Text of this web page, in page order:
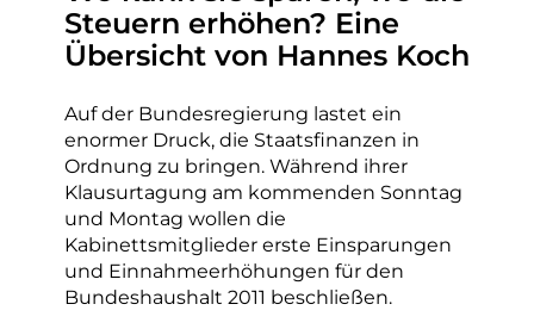
Steuern erhöhen? Eine
Übersicht von Hannes Koch
Auf der Bundesregierung lastet ein
enormer Druck, die Staatsfinanzen in
Ordnung zu bringen. Während ihrer
Klausurtagung am kommenden Sonntag
und Montag wollen die
Kabinettsmitglieder erste Einsparungen
und Einnahmeerhöhungen für den
Bundeshaushalt 2011 beschließen.